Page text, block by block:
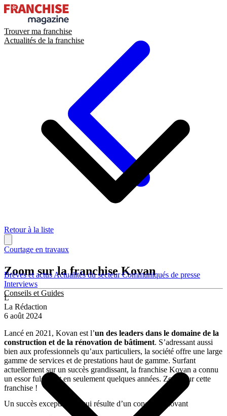
Trouver ma franchise
Actualités de la franchise
Brèves et actusActualités du secteurCommuniqués de presse
Interviews
Conseils et Guides
Retour à la liste
Courtage en travaux
Zoom sur la franchise Kovan
L
La Rédaction
6 août 2024
Lancé en 2021, Kovan est l’un des leaders dans le domaine de la
construction et de la rénovation de bâtiment. S’adressant aussi
bien aux professionnels qu’aux particuliers, la société offre une large
gamme de services et de prestations haut de gamme. Surfant
actuellement sur un succès grandissant, la franchise Kovan a connu
un essor fulgurant en seulement quelques années. Zoom sur cette
franchise !
Un succès exceptionnel qui résulte d’un concept innovant